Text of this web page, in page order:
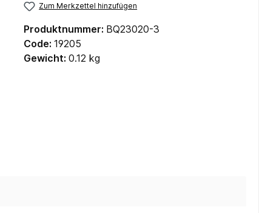
Zum Merkzettel hinzufügen
Produktnummer: BQ23020-3
Code: 19205
Gewicht: 0.12 kg